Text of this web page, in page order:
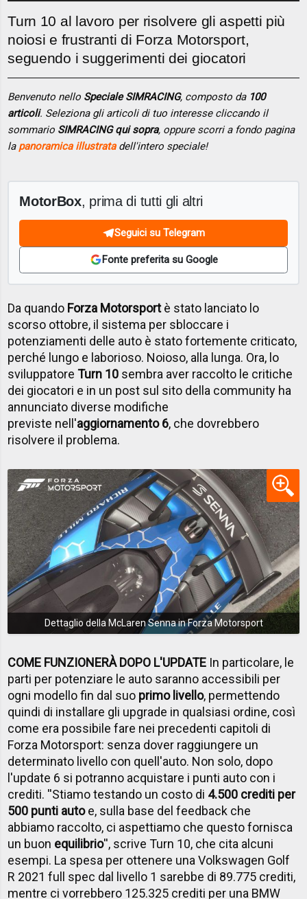
Turn 10 al lavoro per risolvere gli aspetti più
noiosi e frustranti di Forza Motorsport,
seguendo i suggerimenti dei giocatori
Benvenuto nello Speciale SIMRACING, composto da 100
articoli. Seleziona gli articoli di tuo interesse cliccando il
sommario SIMRACING qui sopra, oppure scorri a fondo pagina
la panoramica illustratadell'intero speciale!
MotorBox, prima di tutti gli altri
Seguici su Telegram
Fonte preferita su Google
Da quando Forza Motorsportè stato lanciato lo
scorso ottobre, il sistema per sbloccare i
potenziamenti delle auto è stato fortemente criticato,
perché lungo e laborioso. Noioso, alla lunga. Ora, lo
sviluppatoreTurn 10 sembra aver raccolto le critiche
dei giocatori e in un post sul sito della community ha
annunciato diverse modifiche
previste nell'aggiornamento 6, che dovrebbero
risolvere il problema.
Dettaglio della McLaren Senna in Forza Motorsport
COME FUNZIONERÀ DOPO L'UPDATE In particolare, le
parti per potenziare le auto saranno accessibili per
ogni modello fin dal suo primo livello, permettendo
quindi di installare gli upgrade in qualsiasi ordine, così
come era possibile fare nei precedenti capitoli di
Forza Motorsport: senza dover raggiungere un
determinato livello con quell'auto. Non solo, dopo
l'update 6 si potranno acquistare i punti auto con i
crediti. ''Stiamo testando un costo di 4.500 crediti per
500 punti autoe, sulla base del feedback che
abbiamo raccolto, ci aspettiamo che questo fornisca
un buon equilibrio'', scrive Turn 10, che cita alcuni
esempi. La spesa per ottenere una Volkswagen Golf
R 2021 full spec dal livello 1 sarebbe di 89.775 crediti,
mentre ci vorrebbero 125.325 crediti per una BMW